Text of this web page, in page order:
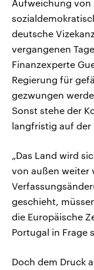
Aufweichung von
deutsche
vergangenen
Finanzexperte
Regierung für
gezwungen
Sonst stehe der
langfristig auf der
„Das Land wird
von außen weiter
geschieht,
die Europäische
Portugal in Frage
Doch dem Druck